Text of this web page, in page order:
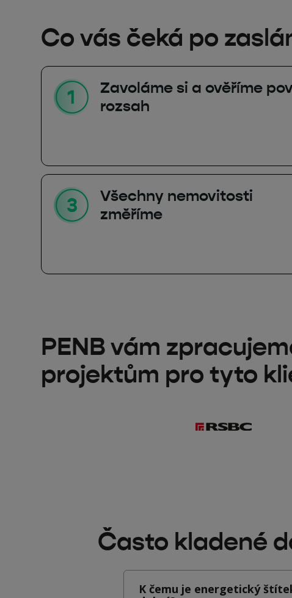
Co vás čeká po
Zavoláme si a ověříme
rozsah
Všechny nemovitosti
změříme
PENB vám
projektům pro tyto
Často kladené
K čemu je energetický